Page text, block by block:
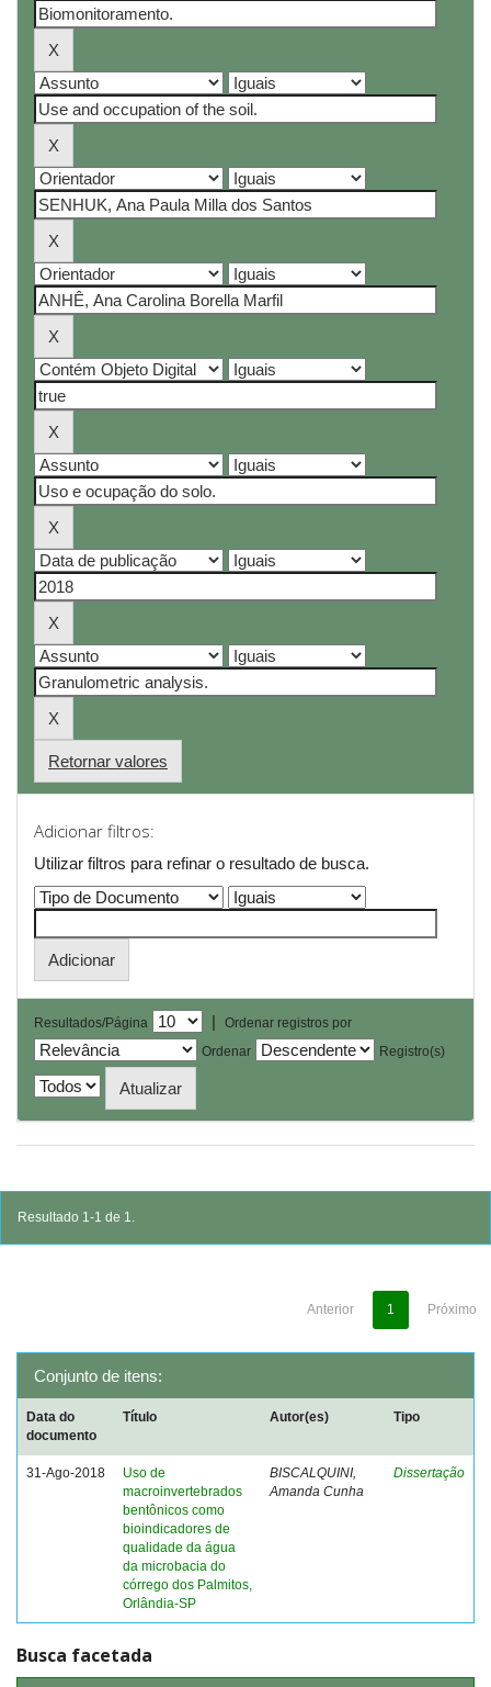
Retornar valores
Adicionar filtros:
Utilizar filtros para refinar o resultado de busca.
Resultados/Página |
Ordenar registros por
Ordenar
Registro(s)
Resultado 1-1 de 1.
Anterior 1 Próximo
Conjunto de itens:
Data do
documento
Título Autor(es) Tipo
31-Ago-2018
Uso de
macroinvertebrados
bentônicos como
bioindicadores de
qualidade da água
da microbacia do
córrego dos Palmitos,
Orlândia-SP
BISCALQUINI,
Amanda Cunha
Dissertação
Busca facetada